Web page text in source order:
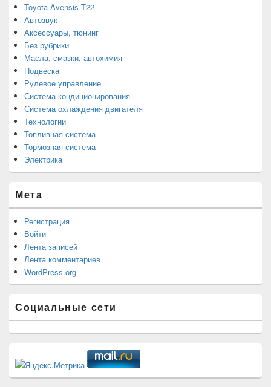
Toyota Avensis T22
Автозвук
Аксессуары, тюнинг
Без рубрики
Масла, смазки, автохимия
Подвеска
Рулевое управление
Система кондиционирования
Система охлаждения двигателя
Технологии
Топливная система
Тормозная система
Электрика
Мета
Регистрация
Войти
Лента записей
Лента комментариев
WordPress.org
Социальные сети